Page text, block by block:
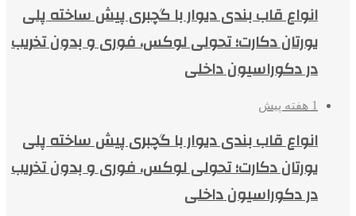
انواع قاب بندی دیوار با گچبری پیش ساخته پلی
یورتان دکارت؛ تحولی لوکس، فوری و بدون تخریب
در دکوراسیون داخلی
1 هفته پیش
انواع قاب بندی دیوار با گچبری پیش ساخته پلی
یورتان دکارت؛ تحولی لوکس، فوری و بدون تخریب
در دکوراسیون داخلی